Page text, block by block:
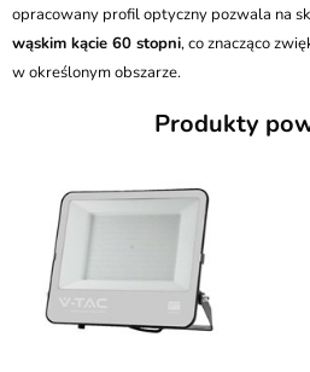
opracowany profil optyczny pozwala na
wąskim kącie 60 stopni, co znacząco
w określonym obszarze.
Produkty